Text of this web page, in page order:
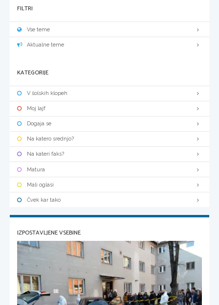
FILTRI
Vse teme
Aktualne teme
KATEGORIJE
V šolskih klopeh
Moj lajf
Dogaja se
Na katero srednjo?
Na kateri faks?
Matura
Mali oglasi
Čvek kar tako
IZPOSTAVLJENE VSEBINE